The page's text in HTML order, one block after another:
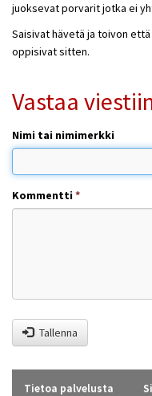
juoksevat porvarit jotka ei
Saisivat hävetä ja toivon
oppisivat sitten.
Vastaa
Nimi tai nimimerkki
Kommentti*
Tallenna
Tietoa palvelusta